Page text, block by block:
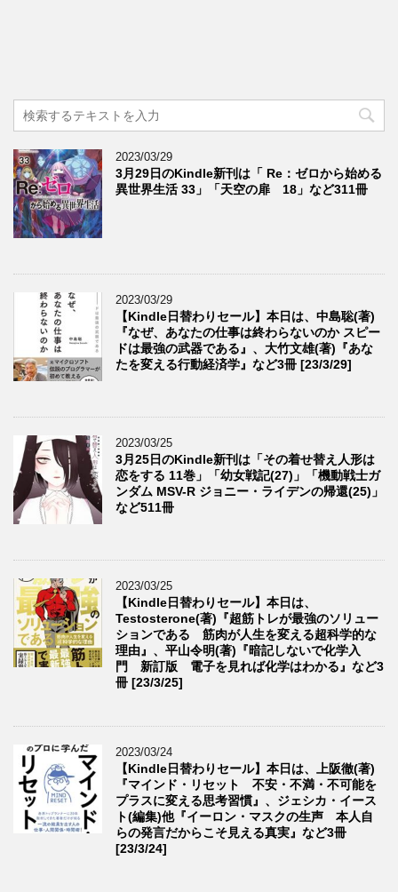
2023/03/29
3月29日のKindle新刊は「 Re：ゼロから始める
異世界生活 33」「天空の扉 18」など311冊
2023/03/29
【Kindle日替わりセール】本日は、中島聡(著)
『なぜ、あなたの仕事は終わらないのか スピー
ドは最強の武器である』、大竹文雄(著)『あな
たを変える行動経済学』など3冊 [23/3/29]
2023/03/25
3月25日のKindle新刊は「その着せ替え人形は
恋をする 11巻」「幼女戦記(27)」「機動戦士ガ
ンダム MSV-R ジョニー・ライデンの帰還(25)」
など511冊
2023/03/25
【Kindle日替わりセール】本日は、
Testosterone(著)『超筋トレが最強のソリュー
ションである 筋肉が人生を変える超科学的な
理由』、平山令明(著)『暗記しないで化学入
門 新訂版 電子を見れば化学はわかる』など3
冊 [23/3/25]
2023/03/24
【Kindle日替わりセール】本日は、上阪徹(著)
『マインド・リセット 不安・不満・不可能を
プラスに変える思考習慣』、ジェシカ・イース
ト(編集)他『イーロン・マスクの生声 本人自
らの発言だからこそ見える真実』など3冊
[23/3/24]